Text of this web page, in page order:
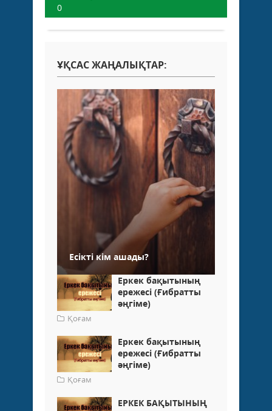
0
ҰҚСАС ЖАҢАЛЫҚТАР:
Есікті кім ашады?
Еркек бақытының
ережесі (Ғибратты
әңгіме)
Қоғам
Еркек бақытының
ережесі (Ғибратты
әңгіме)
Қоғам
ЕРКЕК БАҚЫТЫНЫҢ